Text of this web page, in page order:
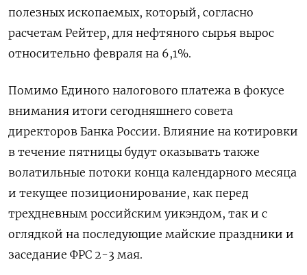
полезных ископаемых, который, согласно
расчетам Рейтер, для нефтяного сырья вырос
относительно февраля на 6,1%.
Помимо Единого налогового платежа в фокусе
внимания итоги сегодняшнего совета
директоров Банка России. Влияние на котировки
в течение пятницы будут оказывать также
волатильные потоки конца календарного месяца
и текущее позиционирование, как перед
трехдневным российским уикэндом, так и с
оглядкой на последующие майские праздники и
заседание ФРС 2-3 мая.